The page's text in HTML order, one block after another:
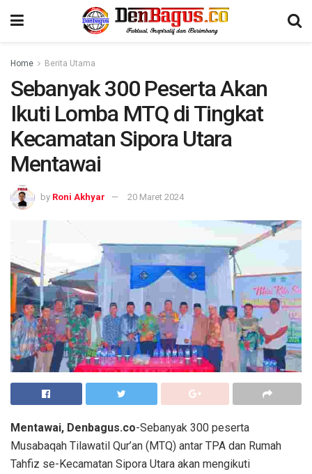
Home Berita Utama
Sebanyak 300 Peserta Akan
Ikuti Lomba MTQ di Tingkat
Kecamatan Sipora Utara
Mentawai
by Roni Akhyar 20 Maret 2024
Mentawai, Denbagus.co-Sebanyak 300 peserta
Musabaqah Tilawatil Qur’an (MTQ) antar TPA dan Rumah
Tahfiz se-Kecamatan Sipora Utara akan mengikuti